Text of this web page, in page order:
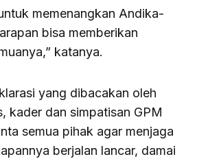
memenangkan Andika-
bisa memberikan
katanya.
yang dibacakan oleh
kader dan simpatisan GPM
semua pihak agar menjaga
berjalan lancar, damai